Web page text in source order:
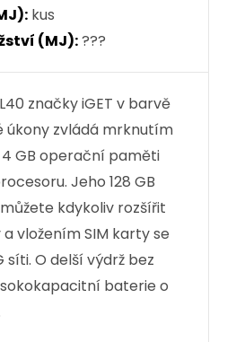
kus
(MJ):???
značky iGET v barvě
úkony zvládá mrknutím
GB operační paměti
Jeho 128 GB
kdykoliv rozšířit
vložením SIM karty se
O delší výdrž bez
baterie o